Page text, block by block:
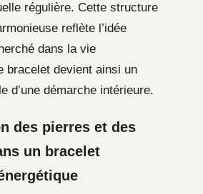
régulière. Cette structure
reflète l’idée
dans la vie
bracelet devient ainsi un
d’une démarche intérieure.
des pierres et des
un bracelet